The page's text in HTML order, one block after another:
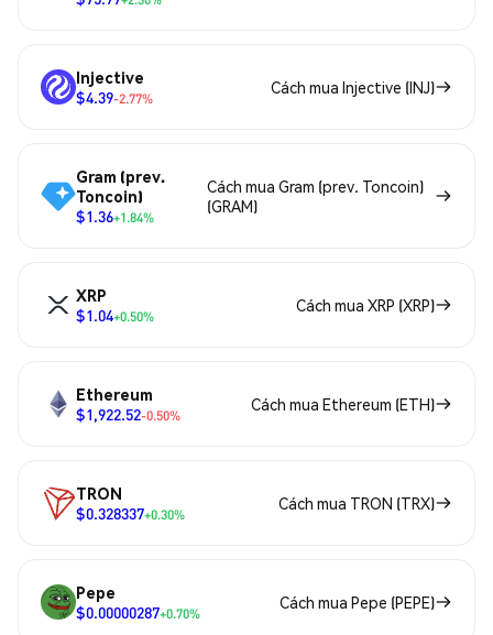
Injective
$4.39-2.77%
Cách mua Injective (INJ)
Gram (prev.
Toncoin)
$1.36+1.84%
Cách mua Gram (prev. Toncoin)
(GRAM)
XRP
$1.04+0.50%
Cách mua XRP (XRP)
Ethereum
$1,922.52-0.50%
Cách mua Ethereum (ETH)
TRON
$0.328337+0.30%
Cách mua TRON (TRX)
Pepe
$0.00000287+0.70%
Cách mua Pepe (PEPE)